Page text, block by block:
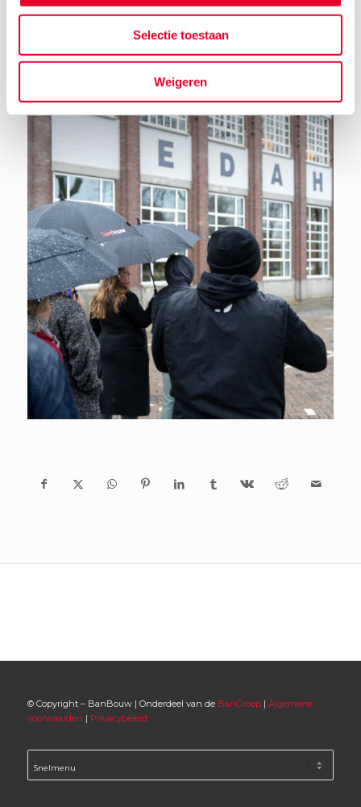
Selectie toestaan
Weigeren
Terug naar het nieuwsoverzicht
© Copyright – BanBouw | Onderdeel van de BanGroep| Algemene
voorwaarden | Privacybeleid